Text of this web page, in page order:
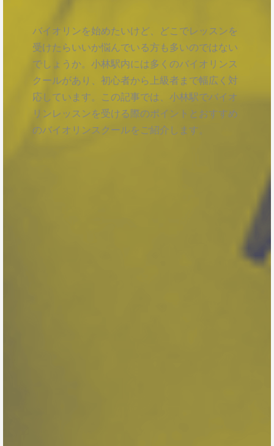
バイオリンを始めたいけど、どこでレッスンを
受けたらいいか悩んでいる方も多いのではない
でしょうか。小林駅内には多くのバイオリンス
クールがあり、初心者から上級者まで幅広く対
応しています。この記事では、小林駅でバイオ
リンレッスンを受ける際のポイントとおすすめ
のバイオリンスクールをご紹介します。